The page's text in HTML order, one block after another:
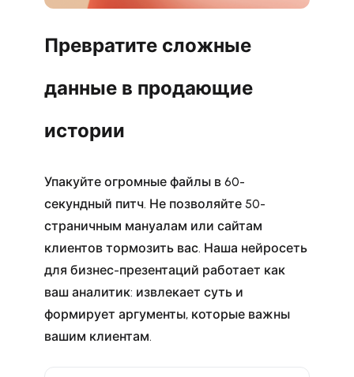
Превратите сложные
данные в продающие
истории
Упакуйте огромные файлы в 60-
секундный питч. Не позволяйте 50-
страничным мануалам или сайтам
клиентов тормозить вас. Наша нейросеть
для бизнес-презентаций работает как
ваш аналитик: извлекает суть и
формирует аргументы, которые важны
вашим клиентам.